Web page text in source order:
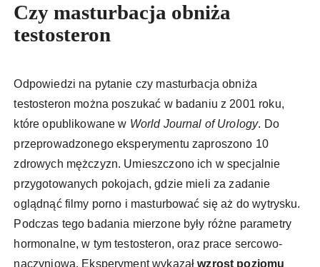
Czy masturbacja obniża
testosteron
Odpowiedzi na pytanie czy masturbacja obniża
testosteron można poszukać w badaniu z 2001 roku,
które opublikowane w World Journal of Urology. Do
przeprowadzonego eksperymentu zaproszono 10
zdrowych mężczyzn. Umieszczono ich w specjalnie
przygotowanych pokojach, gdzie mieli za zadanie
oglądnąć filmy porno i masturbować się aż do wytrysku.
Podczas tego badania mierzone były różne parametry
hormonalne, w tym testosteron, oraz prace sercowo-
naczyniową. Eksperyment wykazałwzrost poziomu